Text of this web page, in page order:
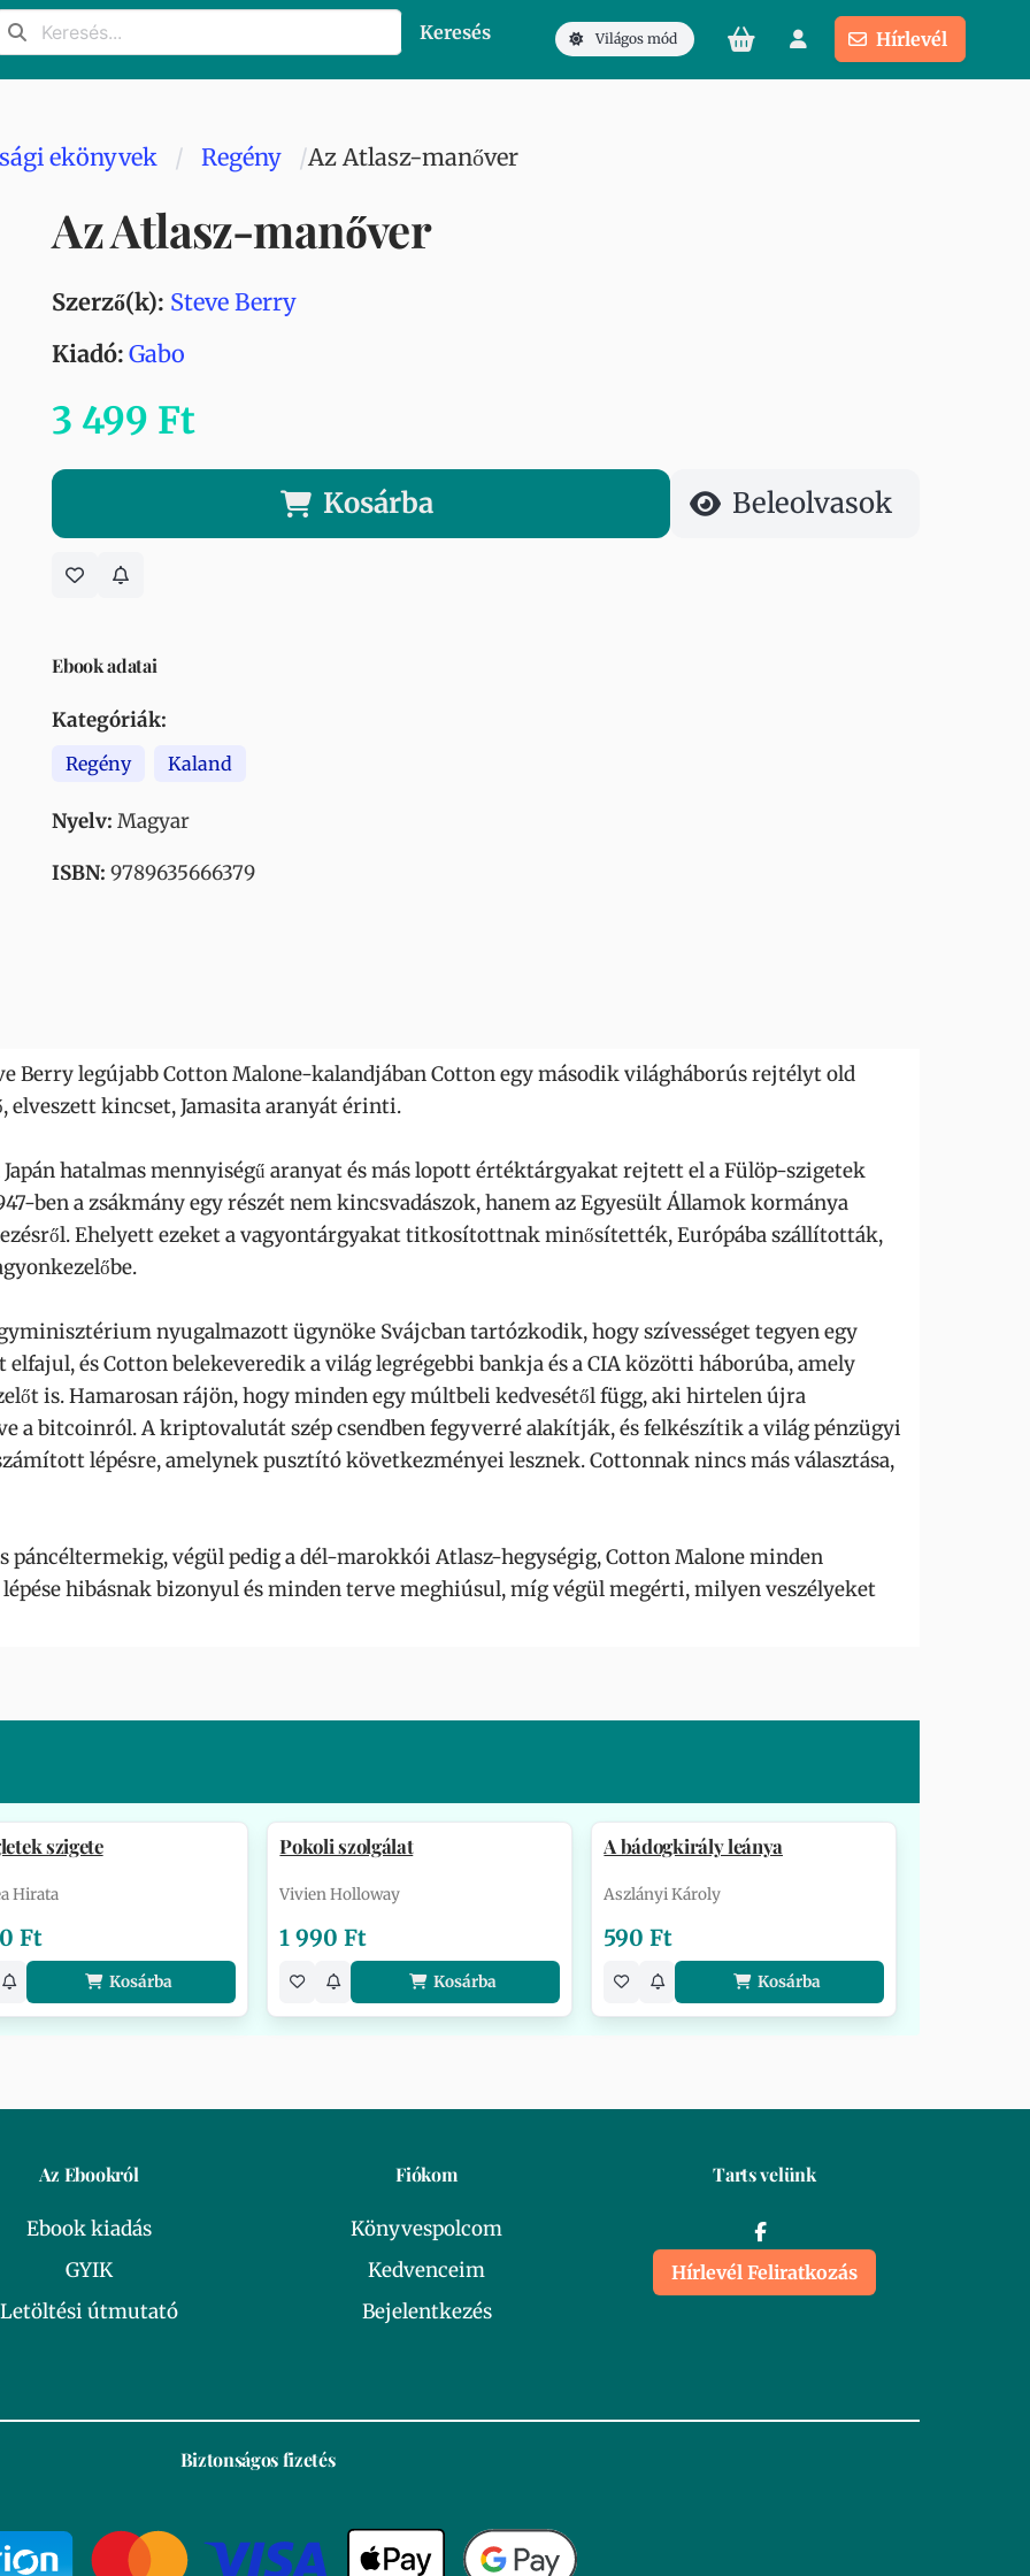
Keresés Világos mód Hírlevél
ekönyvek Regény Az Atlasz-manőver
Az Atlasz-manőver
Szerző(k): Steve Berry
Kiadó: Gabo
3 499 Ft
Kosárba Beleolvasok
Ebook adatai
Kategóriák:
Regény Kaland
Nyelv: Magyar
ISBN: 9789635666379
Berry legújabb Cotton Malone-kalandjában Cotton egy második világháborús rejtélyt old
elveszett kincset, Jamasita aranyát érinti.
hatalmas mennyiségű aranyat és más lopott értéktárgyakat rejtett el a Fülöp-szigetek
ben a zsákmány egy részét nem kincsvadászok, hanem az Egyesült Államok kormánya
Ehelyett ezeket a vagyontárgyakat titkosítottnak minősítették, Európába szállították,
nyugalmazott ügynöke Svájcban tartózkodik, hogy szívességet tegyen egy
és Cotton belekeveredik a világ legrégebbi bankja és a CIA közötti háborúba, amely
is. Hamarosan rájön, hogy minden egy múltbeli kedvesétől függ, aki hirtelen újra
a bitcoinról. A kriptovalutát szép csendben fegyverré alakítják, és felkészítik a világ pénzügyi
lépésre, amelynek pusztító következményei lesznek. Cottonnak nincs más választása,
végül pedig a dél-marokkói Atlasz-hegységig, Cotton Malone minden
hibásnak bizonyul és minden terve meghiúsul, míg végül megérti, milyen veszélyeket
szigete
Hirata
Ft
Kosárba
Pokoli szolgálat
Vivien Holloway
1 990 Ft
Kosárba
A bádogkirály leánya
Aszlányi Károly
590 Ft
Kosárba
Az Ebookról
Ebook kiadás
GYIK
Letöltési útmutató
Fiókom
Könyvespolcom
Kedvenceim
Bejelentkezés
Tarts velünk
Hírlevél Feliratkozás
Biztonságos fizetés